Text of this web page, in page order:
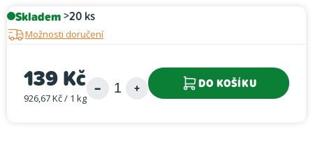
Skladem>20 ks
Možnosti doručení
139 Kč
Měrná cena:
926,67 Kč / 1 kg
DO KOŠÍKU